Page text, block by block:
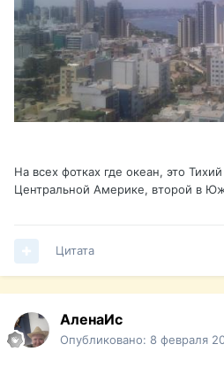
На всех фотках где океан, это
Центральной Америке, второй в
Цитата
АленаИс
Опубликовано: 8 февраля